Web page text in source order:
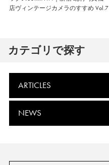
店ヴィンテージカメラのすすめ Vol.7
カテゴリで探す
ARTICLES
NEWS